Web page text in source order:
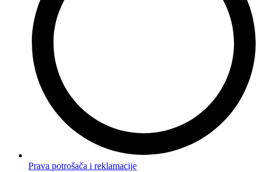
Prava potrošača i reklamacije